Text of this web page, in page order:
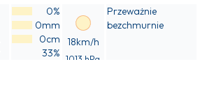
0%
0mm
0cm
33%
18km/h
1013 hPa
Przeważnie
bezchmurnie